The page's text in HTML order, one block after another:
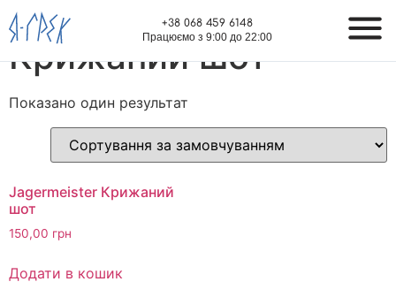
+38 068 459 6148
Працюємо з 9:00 до 22:00
Головна
Крижаний шот
Показано один результат
Jagermeister Крижаний
шот
150,00 грн
Додати в кошик